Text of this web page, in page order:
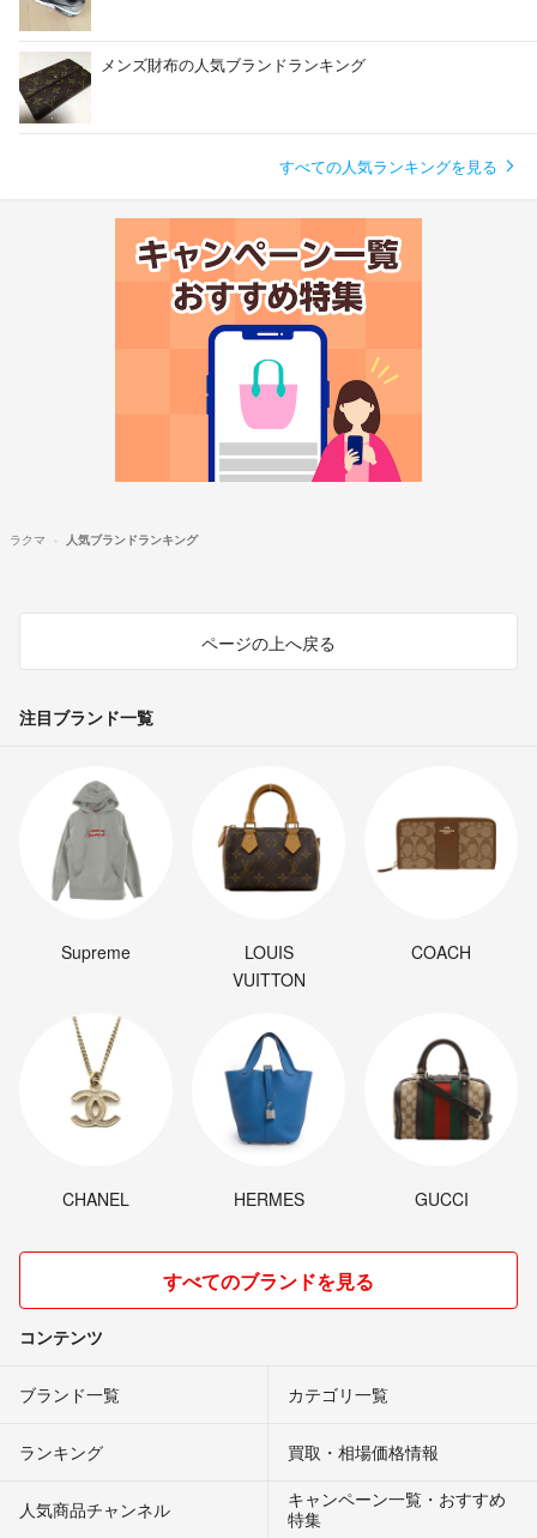
メンズ財布の人気ブランドランキング
すべての人気ランキングを見る
ラクマ 人気ブランドランキング
ページの上へ戻る
注目ブランド一覧
Supreme
LOUIS
VUITTON
COACH
CHANEL HERMES GUCCI
すべてのブランドを見る
コンテンツ
ブランド一覧 カテゴリ一覧
ランキング 買取・相場価格情報
人気商品チャンネル
キャンペーン一覧・おすすめ
特集